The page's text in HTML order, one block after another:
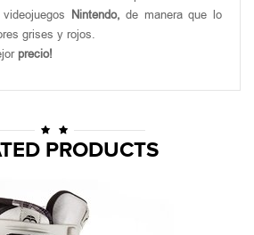
Nintendo, de manera que lo
grises y rojos.
precio!
PRODUCTS